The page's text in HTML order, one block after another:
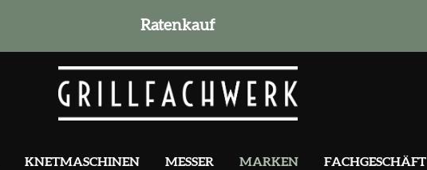
Ratenkauf
KNETMASCHINEN MESSER MARKEN FACHGESCHÄFT